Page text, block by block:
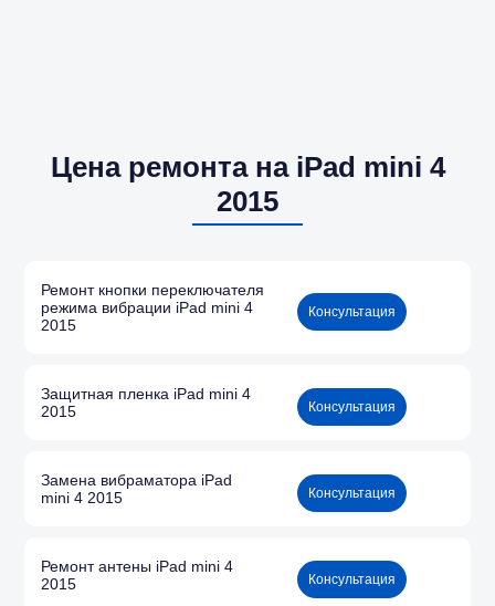
Цена ремонта на iPad mini 4
2015
Ремонт кнопки переключателя
режима вибрации iPad mini 4
2015
Консультация
Защитная пленка iPad mini 4
2015
Консультация
Замена вибраматора iPad
mini 4 2015
Консультация
Ремонт антены iPad mini 4
2015
Консультация